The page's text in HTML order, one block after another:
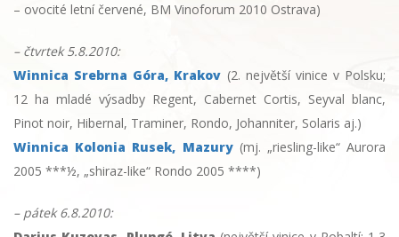
– ovocité letní červené, BM Vinoforum 2010 Ostrava)
– čtvrtek 5.8.2010:
Winnica Srebrna Góra, Krakov (2. největší vinice v Polsku;
12 ha mladé výsadby Regent, Cabernet Cortis, Seyval blanc,
Pinot noir, Hibernal, Traminer, Rondo, Johanniter, Solaris aj.)
Winnica Kolonia Rusek, Mazury(mj. „riesling-like“ Aurora
2005 ***½, „shiraz-like“ Rondo 2005 ****)
– pátek 6.8.2010: